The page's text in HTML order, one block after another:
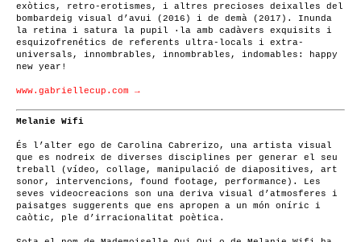
exòtics, retro-erotismes, i altres precioses deixalles del
bombardeig visual d’avui (2016) i de demà (2017). Inunda
la retina i satura la pupil ·la amb cadàvers exquisits i
esquizofrenétics de referents ultra-locals i extra-
universals, innombrables, innombrables, indomables: happy
new year!
www.gabriellecup.com →
Melanie Wifi
És l’alter ego de Carolina Cabrerizo, una artista visual
que es nodreix de diverses disciplines per generar el seu
treball (vídeo, collage, manipulació de diapositives, art
sonor, intervencions, found footage, performance). Les
seves videocreacions son una deriva visual d’atmosferes i
paisatges suggerents que ens apropen a un món oníric i
caòtic, ple d’irracionalitat poètica.